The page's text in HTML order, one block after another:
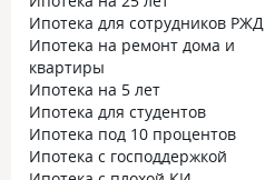
Ипотека для сотрудников РЖД
Ипотека на ремонт дома и
квартиры
Ипотека на 5 лет
Ипотека для студентов
Ипотека под 10 процентов
Ипотека с господдержкой